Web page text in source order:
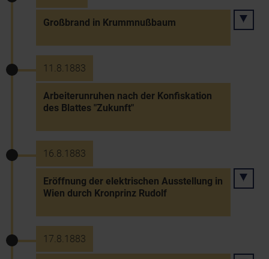
Großbrand in Krummnußbaum
11.8.1883
Arbeiterunruhen nach der Konfiskation
des Blattes "Zukunft"
16.8.1883
Eröffnung der elektrischen Ausstellung in
Wien durch Kronprinz Rudolf
17.8.1883